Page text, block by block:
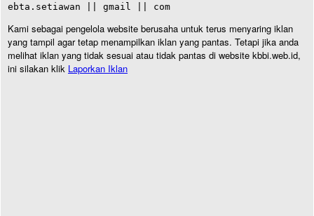
ebta.setiawan || gmail || com
Kami sebagai pengelola website berusaha untuk terus menyaring iklan
yang tampil agar tetap menampilkan iklan yang pantas. Tetapi jika anda
melihat iklan yang tidak sesuai atau tidak pantas di website kbbi.web.id,
ini silakan klik Laporkan Iklan